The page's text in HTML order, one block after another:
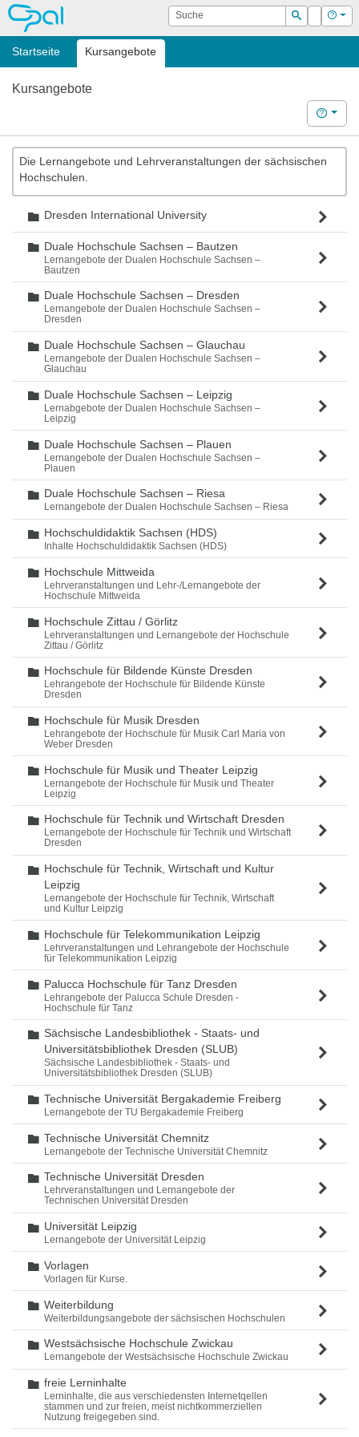
OPAL Suche
Suchen
Login Hilfe
Startseite Kursangebote
Kursangebote
Hilfe
Die Lernangebote und Lehrveranstaltungen der sächsischen
Hochschulen.
Ordner
Dresden International University
Ordner
Duale Hochschule Sachsen – Bautzen
Lernangebote der Dualen Hochschule Sachsen –
Bautzen
Ordner
Duale Hochschule Sachsen – Dresden
Lernangebote der Dualen Hochschule Sachsen –
Dresden
Ordner
Duale Hochschule Sachsen – Glauchau
Lernangebote der Dualen Hochschule Sachsen –
Glauchau
Ordner
Duale Hochschule Sachsen – Leipzig
Lernabgebote der Dualen Hochschule Sachsen –
Leipzig
Ordner
Duale Hochschule Sachsen – Plauen
Lernangebote der Dualen Hochschule Sachsen –
Plauen
Ordner
Duale Hochschule Sachsen – Riesa
Lernangebote der Dualen Hochschule Sachsen – Riesa
Ordner
Hochschuldidaktik Sachsen (HDS)
Inhalte Hochschuldidaktik Sachsen (HDS)
Ordner
Hochschule Mittweida
Lehrveranstaltungen und Lehr-/Lernangebote der
Hochschule Mittweida
Ordner
Hochschule Zittau / Görlitz
Lehrveranstaltungen und Lernangebote der Hochschule
Zittau / Görlitz
Ordner
Hochschule für Bildende Künste Dresden
Lehrangebote der Hochschule für Bildende Künste
Dresden
Ordner
Hochschule für Musik Dresden
Lehrangebote der Hochschule für Musik Carl Maria von
Weber Dresden
Ordner
Hochschule für Musik und Theater Leipzig
Lernangebote der Hochschule für Musik und Theater
Leipzig
Ordner
Hochschule für Technik und Wirtschaft Dresden
Lernangebote der Hochschule für Technik und Wirtschaft
Dresden
Ordner
Hochschule für Technik, Wirtschaft und Kultur
Leipzig
Lernangebote der Hochschule für Technik, Wirtschaft
und Kultur Leipzig
Ordner
Hochschule für Telekommunikation Leipzig
Lehrveranstaltungen und Lehrangebote der Hochschule
für Telekommunikation Leipzig
Ordner
Palucca Hochschule für Tanz Dresden
Lehrangebote der Palucca Schule Dresden -
Hochschule für Tanz
Ordner
Sächsische Landesbibliothek - Staats- und
Universitätsbibliothek Dresden (SLUB)
Sächsische Landesbibliothek - Staats- und
Universitätsbibliothek Dresden (SLUB)
Ordner
Technische Universität Bergakademie Freiberg
Lernangebote der TU Bergakademie Freiberg
Ordner
Technische Universität Chemnitz
Lernangebote der Technische Universität Chemnitz
Ordner
Technische Universität Dresden
Lehrveranstaltungen und Lernangebote der
Technischen Universität Dresden
Ordner
Universität Leipzig
Lernangebote der Universität Leipzig
Ordner
Vorlagen
Vorlagen für Kurse.
Ordner
Weiterbildung
Weiterbildungsangebote der sächsischen Hochschulen
Ordner
Westsächsische Hochschule Zwickau
Lernangebote der Westsächsische Hochschule Zwickau
Ordner
freie Lerninhalte
Lerninhalte, die aus verschiedensten Internetqellen
stammen und zur freien, meist nichtkommerziellen
Nutzung freigegeben sind.